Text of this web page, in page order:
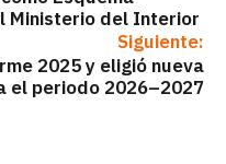
Ministerio del Interior
Siguiente:
2025 y eligió nueva
el periodo 2026–2027